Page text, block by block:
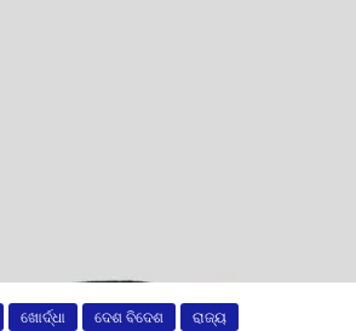
ଖୋର୍ଦ୍ଧା ଦେଶ ବିଦେଶ ରାଜ୍ୟ